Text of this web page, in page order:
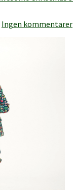
Ingen kommentarer